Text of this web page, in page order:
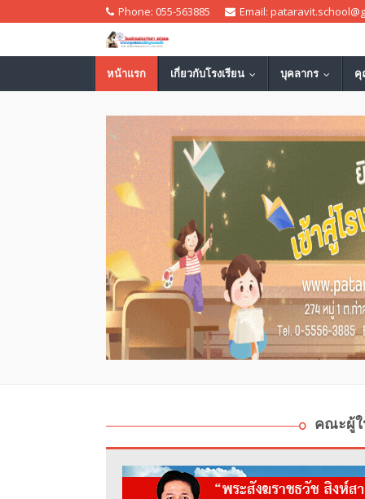
Phone: 055-563885 Email:
หน้าแรก เกี่ยวกับโรงเรียน บุคลากร คุ
คณะผู้ใ